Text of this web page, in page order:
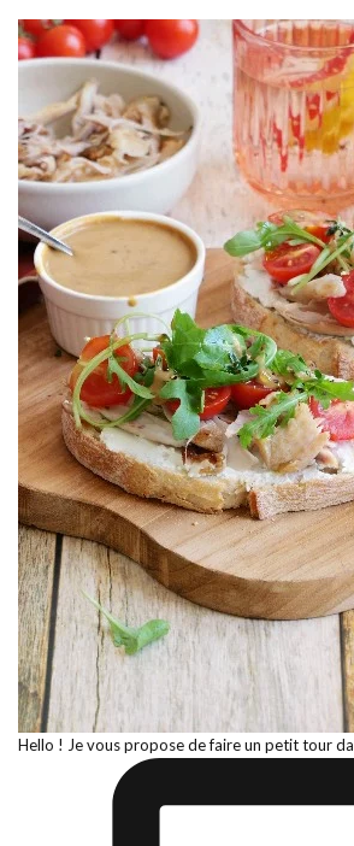
Hello ! Je vous propose de faire un petit tour da